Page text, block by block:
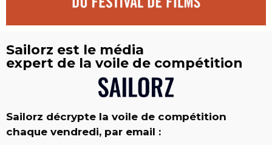
Sailorz est le média
expert de la voile de compétition
Sailorz décrypte la voile de compétition
chaque vendredi, par email :